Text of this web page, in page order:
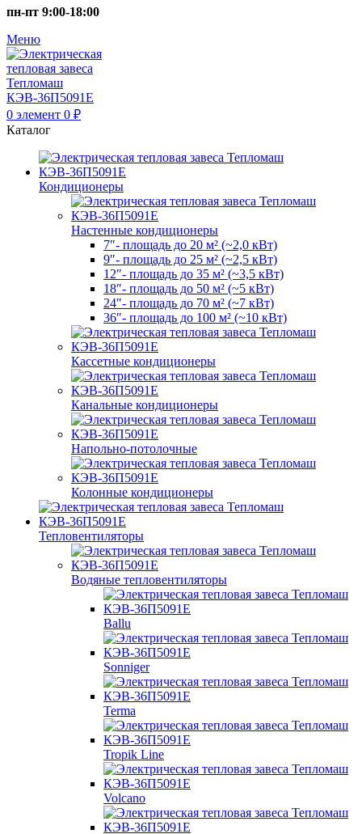
пн-пт 9:00-18:00
Меню
0 элемент 0 ₽
Каталог
Кондиционеры
Настенные кондиционеры
7″- площадь до 20 м² (~2,0 кВт)
9″- площадь до 25 м² (~2,5 кВт)
12″- площадь до 35 м² (~3,5 кВт)
18″- площадь до 50 м² (~5 кВт)
24″- площадь до 70 м² (~7 кВт)
36″- площадь до 100 м² (~10 кВт)
Кассетные кондиционеры
Канальные кондиционеры
Напольно-потолочные
Колонные кондиционеры
Тепловентиляторы
Водяные тепловентиляторы
Ballu
Sonniger
Terma
Tropik Line
Volcano